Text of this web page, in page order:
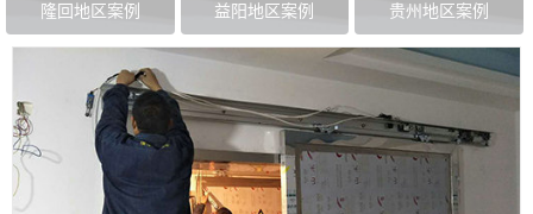
隆回地区案例 益阳地区案例 贵州地区案例